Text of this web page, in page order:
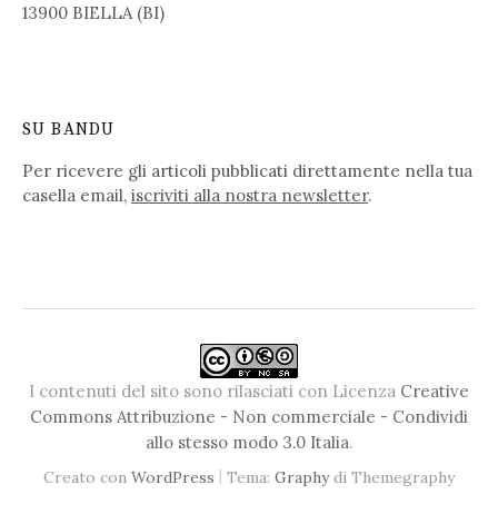
13900 BIELLA (BI)
SU BANDU
Per ricevere gli articoli pubblicati direttamente nella tua
casella email, iscriviti alla nostra newsletter.
I contenuti del sito sono rilasciati con Licenza Creative
Commons Attribuzione - Non commerciale - Condividi
allo stesso modo 3.0 Italia.
Creato con WordPress | Tema: Graphydi Themegraphy